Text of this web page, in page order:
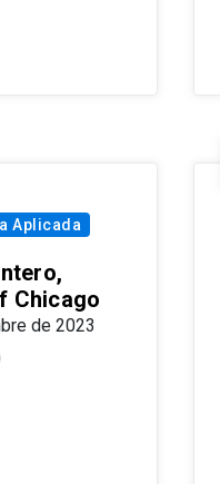
Aplicada
Chicago
de 2023